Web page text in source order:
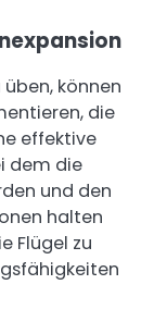
können
die
effektive
dem die
und den
halten
Flügel zu